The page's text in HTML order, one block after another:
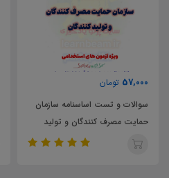
57,000 تومان
سوالات و تست اساسنامه سازمان
حمایت مصرف کنندگان و تولید
کنندگان